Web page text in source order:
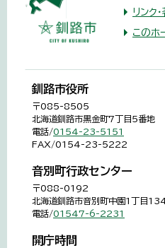
リンク
このホ
釧路市役所
〒085-8505
北海道釧路市黒金町7丁目5番地
電話/0154-23-5151
FAX/0154-23-5222
音別町行政センター
〒088-0192
北海道釧路市音別町中園1丁目
電話/01547-6-2231
開庁時間